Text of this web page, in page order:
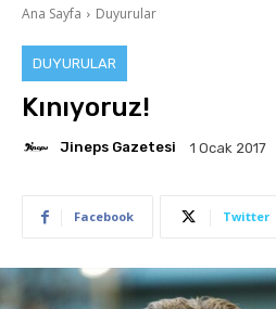
Ana Sayfa Duyurular
DUYURULAR
Kınıyoruz!
Jineps Gazetesi 1 Ocak 2017
Facebook Twitter